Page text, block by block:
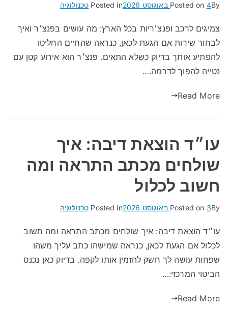
By
Posted on 4 באוגוסט 2026 Posted in טכנולוגיה
צמיגים לרכב ופנצ׳ריות בכל הארץ: מה עושים בפנצ׳ר ואיך
לבחור שירות אם הגעת לכאן, כנראה שהחיים החליטו
להפתיע אותך בדיוק כשלא התאים. פנצ׳ר הוא אירוע קטן עם
נטייה להפוך לדרמה.…
Read More
עו״ד הוצאת דיבה: איך
שולחים מכתב התראה ומה
חשוב לכלול
By
Posted on 3 באוגוסט 2026 Posted in טכנולוגיה
עו״ד הוצאת דיבה: איך שולחים מכתב התראה ומה חשוב
לכלול אם הגעת לכאן, כנראה שמישהו כתב עליך משהו
שפחות עושה לך חשק להזמין אותו לקפה. בדיוק כאן נכנס
הביטוי המרכזי:…
Read More